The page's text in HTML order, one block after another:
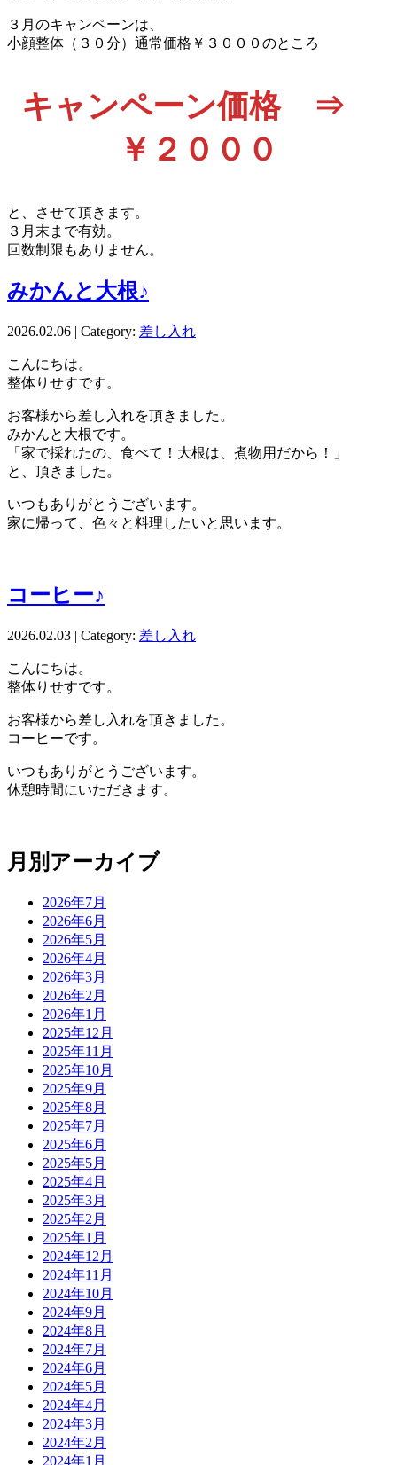
３月のキャンペーンは、
小顔整体（３０分）通常価格￥３０００のところ
キャンペーン価格 ⇒
￥２０００
と、させて頂きます。
３月末まで有効。
回数制限もありません。
みかんと大根♪
2026.02.06 | Category: 差し入れ
こんにちは。
整体りせすです。
お客様から差し入れを頂きました。
みかんと大根です。
「家で採れたの、食べて！大根は、煮物用だから！」
と、頂きました。
いつもありがとうございます。
家に帰って、色々と料理したいと思います。
コーヒー♪
2026.02.03 | Category: 差し入れ
こんにちは。
整体りせすです。
お客様から差し入れを頂きました。
コーヒーです。
いつもありがとうございます。
休憩時間にいただきます。
月別アーカイブ
2026年7月
2026年6月
2026年5月
2026年4月
2026年3月
2026年2月
2026年1月
2025年12月
2025年11月
2025年10月
2025年9月
2025年8月
2025年7月
2025年6月
2025年5月
2025年4月
2025年3月
2025年2月
2025年1月
2024年12月
2024年11月
2024年10月
2024年9月
2024年8月
2024年7月
2024年6月
2024年5月
2024年4月
2024年3月
2024年2月
2024年1月